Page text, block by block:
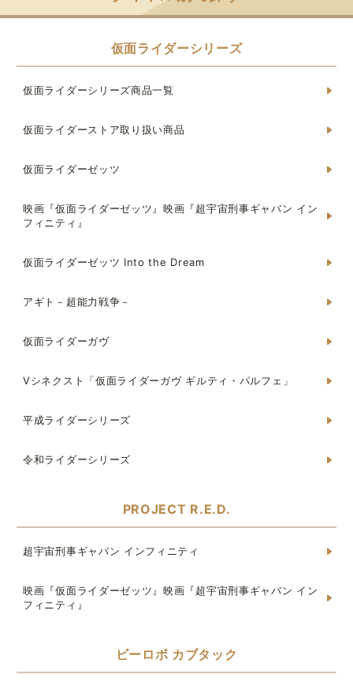
仮面ライダーシリーズ
仮面ライダーシリーズ商品一覧
仮面ライダーストア取り扱い商品
仮面ライダーゼッツ
映画『仮面ライダーゼッツ』映画『超宇宙刑事ギャバン イン
フィニティ』
仮面ライダーゼッツ Into the Dream
アギト－超能力戦争－
仮面ライダーガヴ
Vシネクスト「仮面ライダーガヴ ギルティ・パルフェ」
平成ライダーシリーズ
令和ライダーシリーズ
PROJECT R.E.D.
超宇宙刑事ギャバン インフィニティ
映画『仮面ライダーゼッツ』映画『超宇宙刑事ギャバン イン
フィニティ』
ビーロボ カブタック